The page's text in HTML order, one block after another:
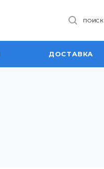
ПОИСК
ДОСТАВКА